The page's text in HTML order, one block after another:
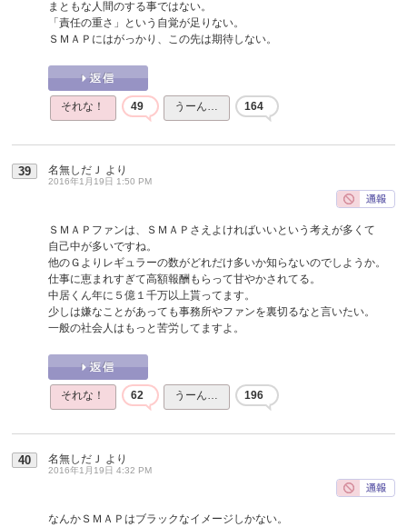
まともな人間のする事ではない。
「責任の重さ」という自覚が足りない。
ＳＭＡＰにはがっかり、この先は期待しない。
それな！ 49 うーん… 164
39 名無しだＪ より
2016年1月19日 1:50 PM
ＳＭＡＰファンは、ＳＭＡＰさえよければいいという考えが多くて
自己中が多いですね。
他のＧよりレギュラーの数がどれだけ多いか知らないのでしようか。
仕事に恵まれすぎて高額報酬もらって甘やかされてる。
中居くん年に５億１千万以上貰ってます。
少しは嫌なことがあっても事務所やファンを裏切るなと言いたい。
一般の社会人はもっと苦労してますよ。
それな！ 62 うーん… 196
40 名無しだＪ より
2016年1月19日 4:32 PM
なんかＳＭＡＰはブラックなイメージしかない。